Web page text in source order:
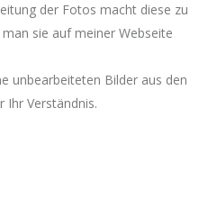
der Fotos macht diese zu
sie auf meiner Webseite
unbearbeiteten Bilder aus den
Ihr Verständnis.